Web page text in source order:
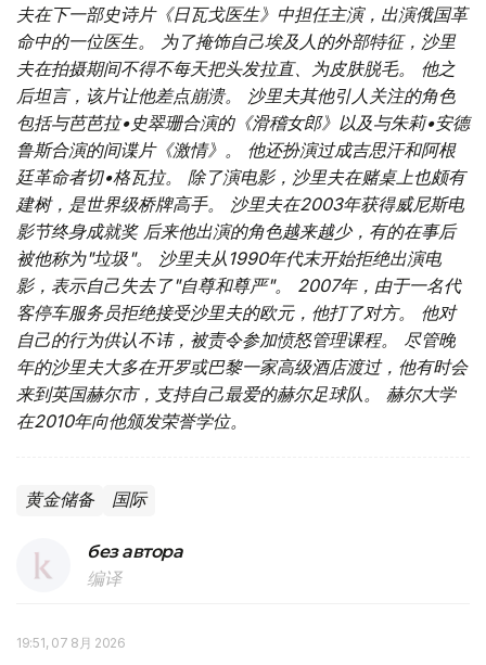
夫在下一部史诗片《日瓦戈医生》中担任主演，出演俄国革
命中的一位医生。 为了掩饰自己埃及人的外部特征，沙里
夫在拍摄期间不得不每天把头发拉直、为皮肤脱毛。 他之
后坦言，该片让他差点崩溃。 沙里夫其他引人关注的角色
包括与芭芭拉•史翠珊合演的《滑稽女郎》以及与朱莉•安德
鲁斯合演的间谍片《激情》。 他还扮演过成吉思汗和阿根
廷革命者切•格瓦拉。 除了演电影，沙里夫在赌桌上也颇有
建树，是世界级桥牌高手。 沙里夫在2003年获得威尼斯电
影节终身成就奖 后来他出演的角色越来越少，有的在事后
被他称为"垃圾"。 沙里夫从1990年代末开始拒绝出演电
影，表示自己失去了"自尊和尊严"。 2007年，由于一名代
客停车服务员拒绝接受沙里夫的欧元，他打了对方。 他对
自己的行为供认不讳，被责令参加愤怒管理课程。 尽管晚
年的沙里夫大多在开罗或巴黎一家高级酒店渡过，他有时会
来到英国赫尔市，支持自己最爱的赫尔足球队。 赫尔大学
在2010年向他颁发荣誉学位。
黄金储备 国际
без автора
编译
19:51, 07 8月 2026